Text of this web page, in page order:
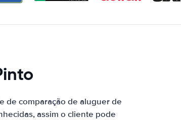
de comparação de aluguer de
assim o cliente pode